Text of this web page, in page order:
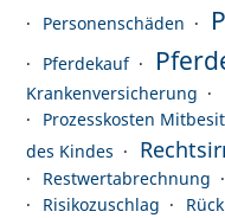
Personenschäden
Pferdekauf
Krankenversicherung
Prozesskosten
des Kindes
Restwertabrechnung
Risikozuschlag